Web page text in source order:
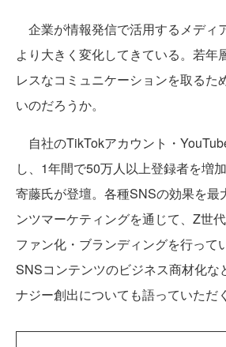
企業が情報発信で活用するメディ
より大きく変化してきている。若年
レスなコミュニケーションを取るた
いのだろうか。
自社のTikTokアカウント・
し、1年間で50万人以上登録者を増
寄藤氏が登壇。各種SNSの効果を最
ンツマーケティングを通じて、Z世
ファン化・ブランディングを行って
SNSコンテンツのビジネス商材化な
ナジー創出についても語っていただく